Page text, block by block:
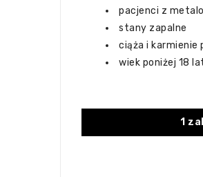
pacjenci z
stany zapalne
ciąża i karmienie
wiek poniżej 18
1